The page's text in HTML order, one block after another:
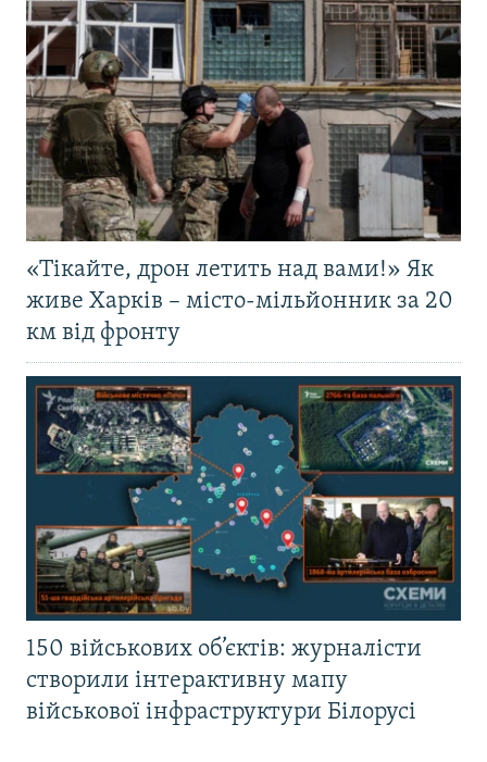
«Тікайте, дрон летить над вами!» Як
живе Харків – місто-мільйонник за 20
км від фронту
150 військових об’єктів: журналісти
створили інтерактивну мапу
військової інфраструктури Білорусі